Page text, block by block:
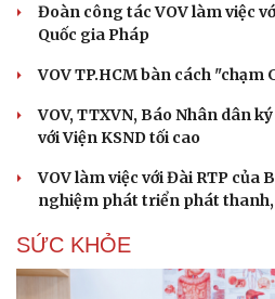
Đoàn công tác VOV làm việc
Quốc gia Pháp
VOV TP.HCM bàn cách
VOV, TTXVN, Báo Nhân dân
với Viện KSND tối cao
VOV làm việc với Đài RTP của
nghiệm phát triển phát thanh,
SỨC KHỎE